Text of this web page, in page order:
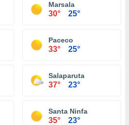
Marsala
30° 25°
Paceco
33° 25°
Salaparuta
37° 23°
Santa Ninfa
35° 23°